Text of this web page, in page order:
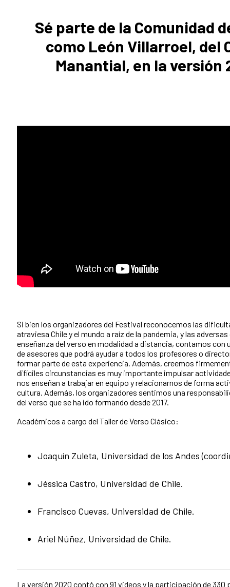
Sé parte de la Comunidad
como León Villarroel, del
Manantial, en la versión
Si bien los organizadores del Festival reconocemos las
atraviesa Chile y el mundo a raíz de la pandemia, y las
enseñanza del verso en modalidad a distancia, contamos con
de asesores que podrá ayudar a todos los profesores o
formar parte de esta experiencia. Además, creemos
difíciles circunstancias es muy importante impulsar
nos enseñan a trabajar en equipo y relacionarnos de forma
cultura. Además, los organizadores sentimos una
del verso que se ha ido formando desde 2017.
Académicos a cargo del Taller de Verso Clásico:
Joaquín Zuleta, Universidad de los Andes
Jéssica Castro, Universidad de Chile.
Francisco Cuevas, Universidad de Chile.
Ariel Núñez, Universidad de Chile.
La versión 2020 contó con 91 videos y la participación de 330